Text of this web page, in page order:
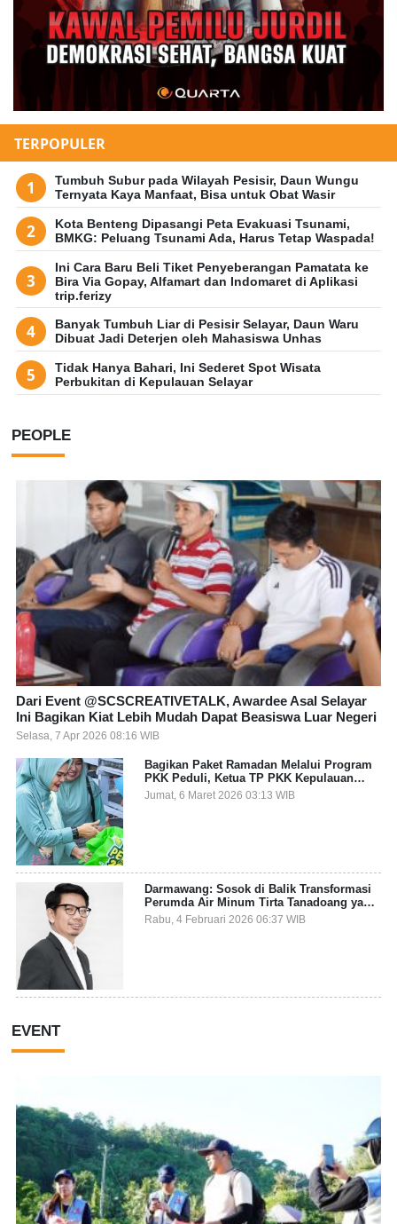
TERPOPULER
Tumbuh Subur pada Wilayah Pesisir, Daun Wungu
Ternyata Kaya Manfaat, Bisa untuk Obat Wasir
Kota Benteng Dipasangi Peta Evakuasi Tsunami,
BMKG: Peluang Tsunami Ada, Harus Tetap Waspada!
Ini Cara Baru Beli Tiket Penyeberangan Pamatata ke
Bira Via Gopay, Alfamart dan Indomaret di Aplikasi
trip.ferizy
Banyak Tumbuh Liar di Pesisir Selayar, Daun Waru
Dibuat Jadi Deterjen oleh Mahasiswa Unhas
Tidak Hanya Bahari, Ini Sederet Spot Wisata
Perbukitan di Kepulauan Selayar
PEOPLE
Dari Event @SCSCREATIVETALK, Awardee Asal Selayar
Ini Bagikan Kiat Lebih Mudah Dapat Beasiswa Luar Negeri
Selasa, 7 Apr 2026 08:16 WIB
Bagikan Paket Ramadan Melalui Program
PKK Peduli, Ketua TP PKK Kepulauan
Selayar: Puasa Adalah Ajang Melatih
Kepekaan Sosial
Jumat, 6 Maret 2026 03:13 WIB
Darmawang: Sosok di Balik Transformasi
Perumda Air Minum Tirta Tanadoang yang
Makin Inovatif
Rabu, 4 Februari 2026 06:37 WIB
EVENT